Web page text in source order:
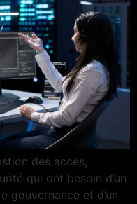
des accès,
qui ont besoin d’un
gouvernance et d’un